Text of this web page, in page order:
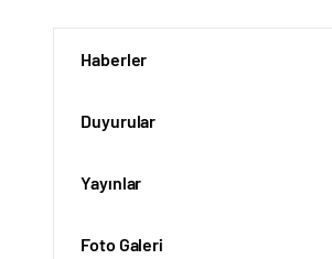
Haberler
Duyurular
Yayınlar
Foto Galeri